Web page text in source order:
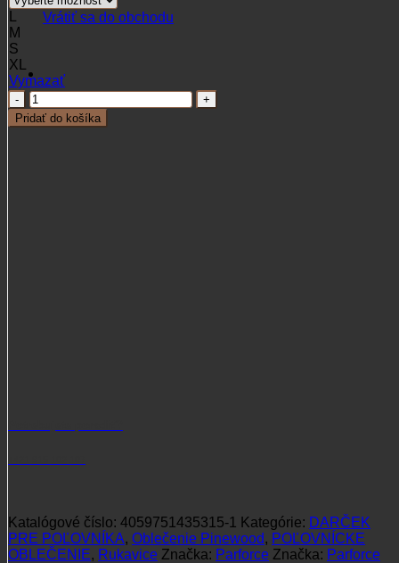
Vrátiť sa do obchodu
M
S
XL
Vymazať
množstvo
Rukavice
Parforce
Pridať do košíka
Katalógové číslo: 4059751435315-1 Kategórie: DARČEK
PRE POĽOVNÍKA, Oblečenie Pinewood, POĽOVNÍCKE
OBLEČENIE, Rukavice Značka: Parforce Značka: Parforce